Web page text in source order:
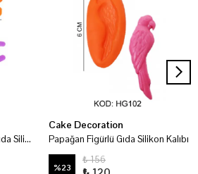
Love Harf-Rakam Figürlü Gıda Silikon Kalıbı
Cake Decoration
Papağan Figürlü Gıda Silikon Kalıbı
%23
₺ 156